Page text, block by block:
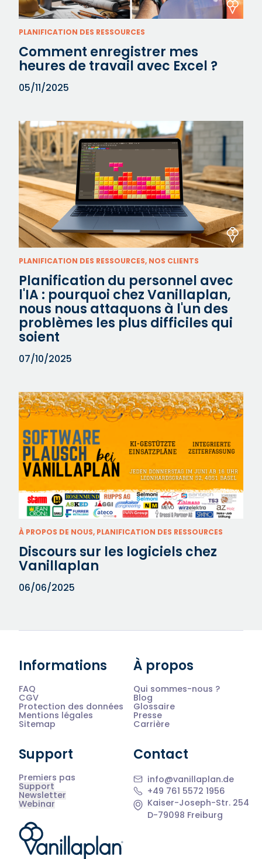
PLANIFICATION DES RESSOURCES
Comment enregistrer mes
heures de travail avec Excel ?
05/11/2025
PLANIFICATION DES RESSOURCES, NOS CLIENTS
Planification du personnel avec
l'IA : pourquoi chez Vanillaplan,
nous nous attaquons à l'un des
problèmes les plus difficiles qui
soient
07/10/2025
À PROPOS DE NOUS, PLANIFICATION DES RESSOURCES
Discours sur les logiciels chez
Vanillaplan
06/06/2025
®
Informations
FAQ
CGV
Protection des données
Mentions légales
Sitemap
À propos
Qui sommes-nous ?
Blog
Glossaire
Presse
Carrière
Support
Premiers pas
Support
Newsletter
Webinar
Contact
info@vanillaplan.de
+49 761 5572 1956
Kaiser-Joseph-Str. 254
D-79098 Freiburg